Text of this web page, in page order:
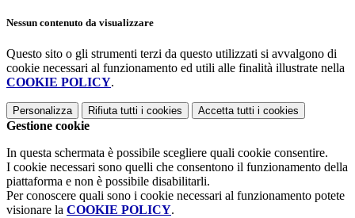
Nessun contenuto da visualizzare
Questo sito o gli strumenti terzi da questo utilizzati si avvalgono di
cookie necessari al funzionamento ed utili alle finalità illustrate nella
COOKIE POLICY.
Personalizza Rifiuta tutti i cookies Accetta tutti i cookies
Gestione cookie
In questa schermata è possibile scegliere quali cookie consentire.
I cookie necessari sono quelli che consentono il funzionamento della
piattaforma e non è possibile disabilitarli.
Per conoscere quali sono i cookie necessari al funzionamento potete
visionare la COOKIE POLICY.